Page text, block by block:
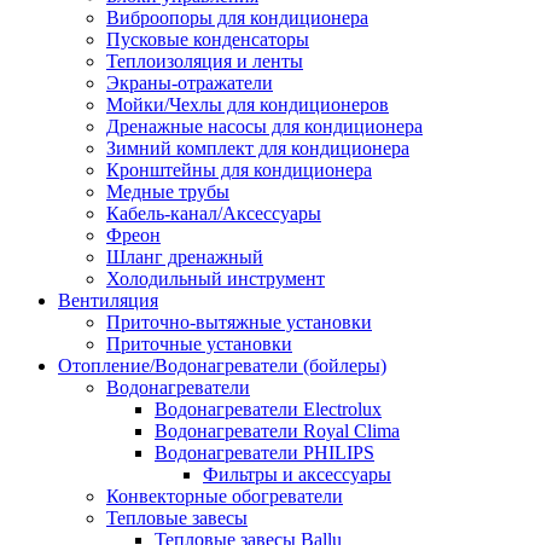
Виброопоры для кондиционера
Пусковые конденсаторы
Теплоизоляция и ленты
Экраны-отражатели
Мойки/Чехлы для кондиционеров
Дренажные насосы для кондиционера
Зимний комплект для кондиционера
Кронштейны для кондиционера
Медные трубы
Кабель-канал/Аксессуары
Фреон
Шланг дренажный
Холодильный инструмент
Вентиляция
Приточно-вытяжные установки
Приточные установки
Отопление/Водонагреватели (бойлеры)
Водонагреватели
Водонагреватели Electrolux
Водонагреватели Royal Clima
Водонагреватели PHILIPS
Фильтры и аксессуары
Конвекторные обогреватели
Тепловые завесы
Тепловые завесы Ballu